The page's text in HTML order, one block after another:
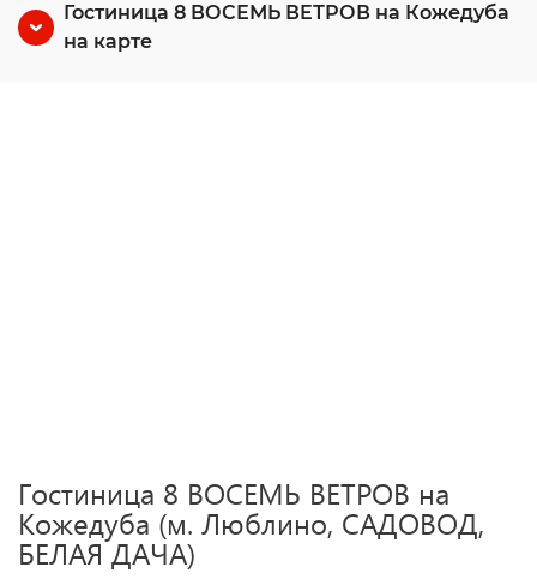
Гостиница 8 ВОСЕМЬ ВЕТРОВ на Кожедуба
на карте
Гостиница 8 ВОСЕМЬ ВЕТРОВ на
Кожедуба (м. Люблино, САДОВОД,
БЕЛАЯ ДАЧА)